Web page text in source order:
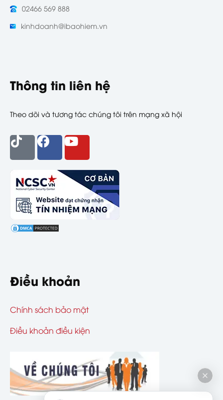
02466 569 888
kinhdoanh@ibaohiem.vn
Thông tin liên hệ
Theo dõi và tương tác chúng tôi trên mạng xã hội
Điều khoản
Chính sách bảo mật
Điều khoản điều kiện